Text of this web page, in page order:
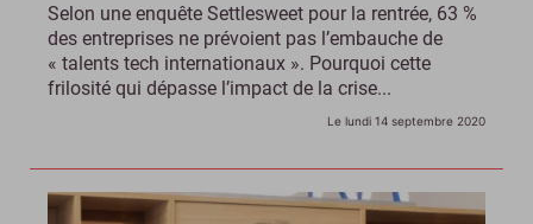
Selon une enquête Settlesweet pour la rentrée, 63 %
des entreprises ne prévoient pas l’embauche de
« talents tech internationaux ». Pourquoi cette
frilosité qui dépasse l’impact de la crise...
Le lundi 14 septembre 2020